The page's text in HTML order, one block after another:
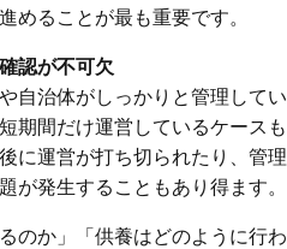
めることが最も重要です。
認が不可欠
自治体がしっかりと管理してい
期間だけ運営しているケースも
に運営が打ち切られたり、管理
が発生することもあり得ます。
のか」「供養はどのように行わ